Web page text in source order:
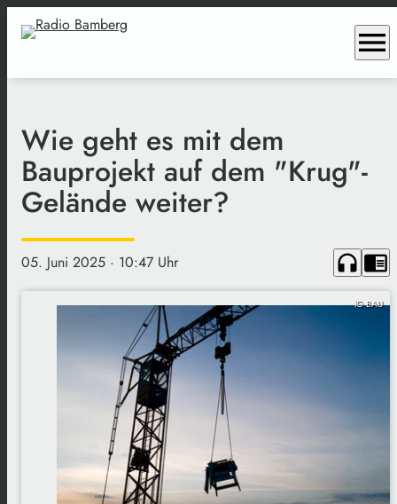
menu
Wie geht es mit dem
Bauprojekt auf dem "Krug"-
Gelände weiter?
05. Juni 2025 · 10:47 Uhr headphones chrome_reader_mode
IG BAU